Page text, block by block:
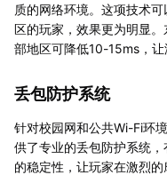
质的网络环境。这项技术
区的玩家，效果更为明显
部地区可降低10-15ms，让
丢包防护系统
针对校园网和公共Wi-Fi环
供了专业的丢包防护系统
的稳定性，让玩家在激烈